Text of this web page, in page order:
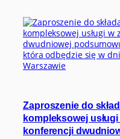
Zaproszenie do
kompleksowej
konferencji